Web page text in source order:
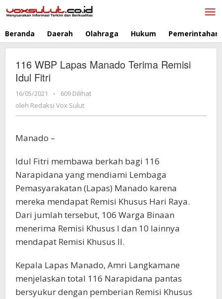
ke
Beranda Daerah Olahraga Hukum Pemerintahan
116 WBP Lapas Manado Terima Remisi
Idul Fitri
16/05/2021
oleh
Redaksi
-
609 Dilihat
oleh Redaksi Vox Sulut
Manado –
Idul Fitri membawa berkah bagi 116
Narapidana yang mendiami Lembaga
Pemasyarakatan (Lapas) Manado karena
mereka mendapat Remisi Khusus Hari Raya.
Dari jumlah tersebut, 106 Warga Binaan
menerima Remisi Khusus I dan 10 lainnya
mendapat Remisi Khusus II.
Kepala Lapas Manado, Amri Langkamane
menjelaskan total 116 Narapidana pantas
bersyukur dengan pemberian Remisi Khusus